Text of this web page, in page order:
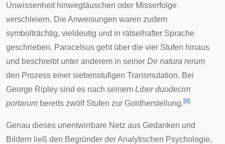
Unwissenheit hinwegtäuschen oder Misserfolge
verschleiern. Die Anweisungen waren zudem
symbolträchtig, vieldeutig und in rätselhafter Sprache
geschrieben. Paracelsus geht über die vier Stufen hinaus
und beschreibt unter anderem in seiner De natura rerum
den Prozess einer siebenstufigen Transmutation. Bei
George Ripley sind es nach seinem Liber duodecim
portarum bereits zwölf Stufen zur Goldherstellung. [9]
Genau dieses unentwirrbare Netz aus Gedanken und
Bildern ließ den Begründer derAnalytischen Psychologie,